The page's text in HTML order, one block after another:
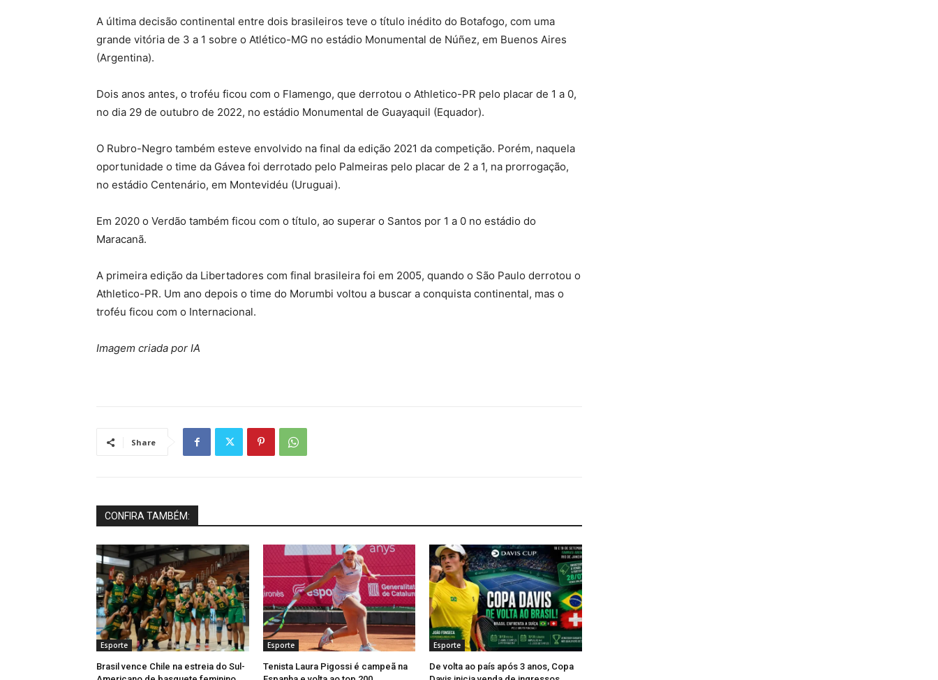
A última decisão continental entre dois brasileiros teve o título inédito do Botafogo, com uma
grande vitória de 3 a 1 sobre o Atlético-MG no estádio Monumental de Núñez, em Buenos Aires
(Argentina).
Dois anos antes, o troféu ficou com o Flamengo, que derrotou o Athletico-PR pelo placar de 1 a 0,
no dia 29 de outubro de 2022, no estádio Monumental de Guayaquil (Equador).
O Rubro-Negro também esteve envolvido na final da edição 2021 da competição. Porém, naquela
oportunidade o time da Gávea foi derrotado pelo Palmeiras pelo placar de 2 a 1, na prorrogação,
no estádio Centenário, em Montevidéu (Uruguai).
Em 2020 o Verdão também ficou com o título, ao superar o Santos por 1 a 0 no estádio do
Maracanã.
A primeira edição da Libertadores com final brasileira foi em 2005, quando o São Paulo derrotou o
Athletico-PR. Um ano depois o time do Morumbi voltou a buscar a conquista continental, mas o
troféu ficou com o Internacional.
Imagem criada por IA
Share
CONFIRA TAMBÉM:
Esporte
Brasil vence Chile na estreia do Sul-
Esporte
Tenista Laura Pigossi é campeã na
Esporte
De volta ao país após 3 anos, Copa